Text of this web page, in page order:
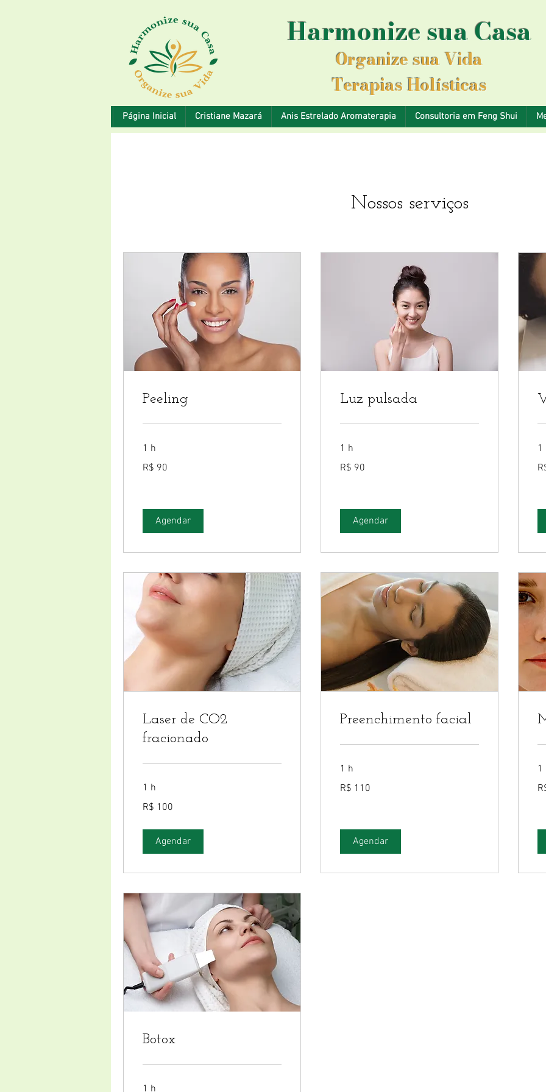
Harmonize sua Casa
Organize sua Vida
Terapias Holísticas
Página Inicial Cristiane Mazará Anis Estrelado Aromaterapia Consultoria em Feng Shui
Nossos serviços
Peeling
1 h
Reais
R$ 90
Agendar
Luz pulsada
1 h
Reais
R$ 90
Agendar
1
120
Laser de CO2
fracionado
1 h
Reais
R$ 100
Agendar
Preenchimento facial
1 h
Reais
R$ 110
Agendar
1
Botox
1 h